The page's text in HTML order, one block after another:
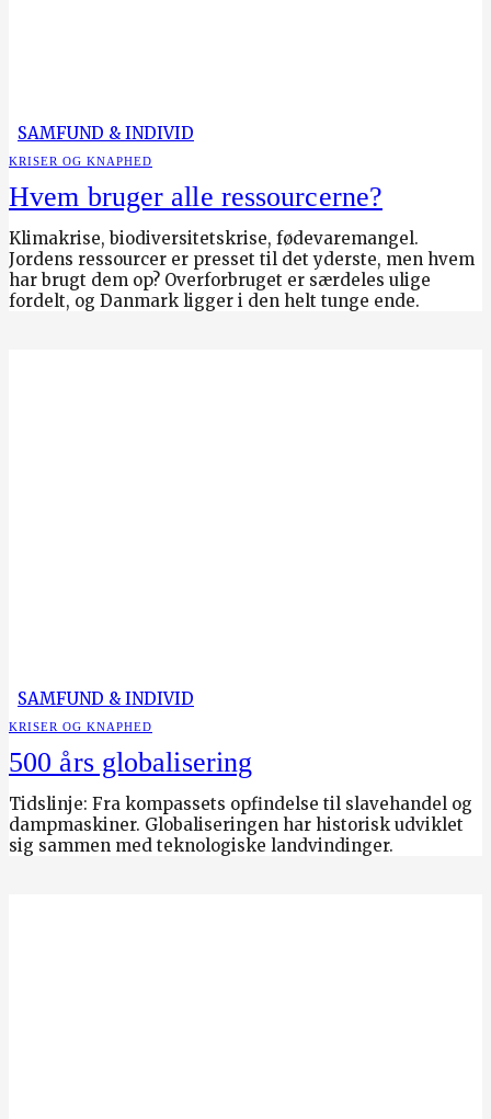
SAMFUND & INDIVID
KRISER OG KNAPHED
Hvem bruger alle ressourcerne?
Klimakrise, biodiversitetskrise, fødevaremangel.
Jordens ressourcer er presset til det yderste, men hvem
har brugt dem op? Overforbruget er særdeles ulige
fordelt, og Danmark ligger i den helt tunge ende.
SAMFUND & INDIVID
KRISER OG KNAPHED
500 års globalisering
Tidslinje: Fra kompassets opfindelse til slavehandel og
dampmaskiner. Globaliseringen har historisk udviklet
sig sammen med teknologiske landvindinger.